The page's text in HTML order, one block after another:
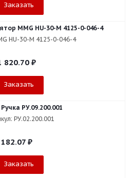
Заказать
MMG HU-30-M 4125-0-046-4
HU-30-M 4125-0-046-4
820.70 ₽
Заказать
РУ.09.200.001
РУ.02.200.001
182.07 ₽
Заказать